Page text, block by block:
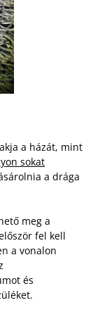
a házát, mint
sokat
a drága
meg a
fel kell
a vonalon
és